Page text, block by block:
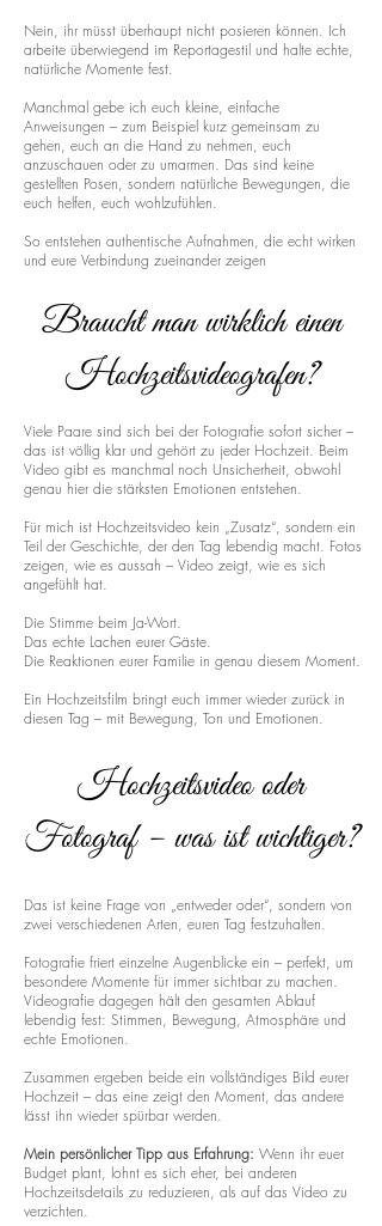
Nein, ihr müsst überhaupt nicht posieren können. Ich
arbeite überwiegend im Reportagestil und halte echte,
natürliche Momente fest.
Manchmal gebe ich euch kleine, einfache
Anweisungen – zum Beispiel kurz gemeinsam zu
gehen, euch an die Hand zu nehmen, euch
anzuschauen oder zu umarmen. Das sind keine
gestellten Posen, sondern natürliche Bewegungen, die
euch helfen, euch wohlzufühlen.
So entstehen authentische Aufnahmen, die echt wirken
und eure Verbindung zueinander zeigen
Braucht man wirklich einen
Hochzeitsvideografen?
Viele Paare sind sich bei der Fotografie sofort sicher –
das ist völlig klar und gehört zu jeder Hochzeit. Beim
Video gibt es manchmal noch Unsicherheit, obwohl
genau hier die stärksten Emotionen entstehen.
Für mich ist Hochzeitsvideo kein „Zusatz“, sondern ein
Teil der Geschichte, der den Tag lebendig macht. Fotos
zeigen, wie es aussah – Video zeigt, wie es sich
angefühlt hat.
Die Stimme beim Ja-Wort.
Das echte Lachen eurer Gäste.
Die Reaktionen eurer Familie in genau diesem Moment.
Ein Hochzeitsfilm bringt euch immer wieder zurück in
diesen Tag – mit Bewegung, Ton und Emotionen.
Hochzeitsvideo oder
Fotograf – was ist wichtiger?
Das ist keine Frage von „entweder oder“, sondern von
zwei verschiedenen Arten, euren Tag festzuhalten.
Fotografie friert einzelne Augenblicke ein – perfekt, um
besondere Momente für immer sichtbar zu machen.
Videografie dagegen hält den gesamten Ablauf
lebendig fest: Stimmen, Bewegung, Atmosphäre und
echte Emotionen.
Zusammen ergeben beide ein vollständiges Bild eurer
Hochzeit – das eine zeigt den Moment, das andere
lässt ihn wieder spürbar werden.
Mein persönlicher Tipp aus Erfahrung: Wenn ihr euer
Budget plant, lohnt es sich eher, bei anderen
Hochzeitsdetails zu reduzieren, als auf das Video zu
verzichten.